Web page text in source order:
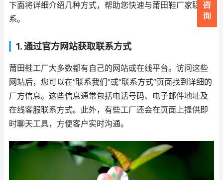
下面将详细介绍几种方式，帮助您快速与莆田鞋厂家联
系。
1. 通过官方网站获取联系方式
莆田鞋工厂大多数都有自己的网站或在线平台。访问这些
网站后，您可以在“联系我们”或“联系方式”页面找到详细的
厂方信息。这些信息通常包括电话号码、电子邮件地址及
在线客服联系方式。此外，有些工厂还会在页面上提供即
时聊天工具，方便客户实时沟通。